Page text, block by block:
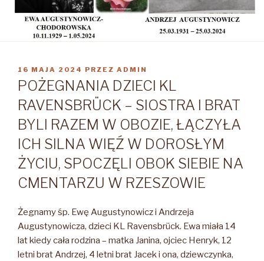
OPUBLIKOWANE
W
16 MAJA 2024 PRZEZ ADMIN
POŻEGNANIA DZIECI KL
RAVENSBRÜCK – SIOSTRA I BRAT
BYLI RAZEM W OBOZIE, ŁĄCZYŁA
ICH SILNA WIĘŹ W DOROSŁYM
ŻYCIU, SPOCZĘLI OBOK SIEBIE NA
CMENTARZU W RZESZOWIE
Żegnamy śp. Ewę Augustynowicz i Andrzeja
Augustynowicza, dzieci KL Ravensbrück. Ewa miała 14
lat kiedy cała rodzina – matka Janina, ojciec Henryk, 12
letni brat Andrzej, 4 letni brat Jacek i ona, dziewczynka,